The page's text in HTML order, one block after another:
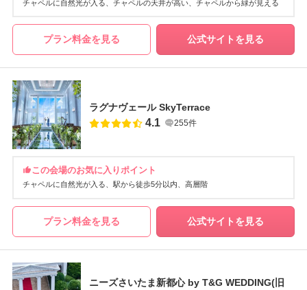
チャペルに自然光が入る チャペルの天井が高い チャペルから緑が見える
プラン料金を見る 公式サイトを見る
ラグナヴェール SkyTerrace
4.1 255件
この会場のお気に入りポイント
チャペルに自然光が入る 駅から徒歩5分以内 高層階
プラン料金を見る 公式サイトを見る
ニーズさいたま新都心 by T&G WEDDING(旧